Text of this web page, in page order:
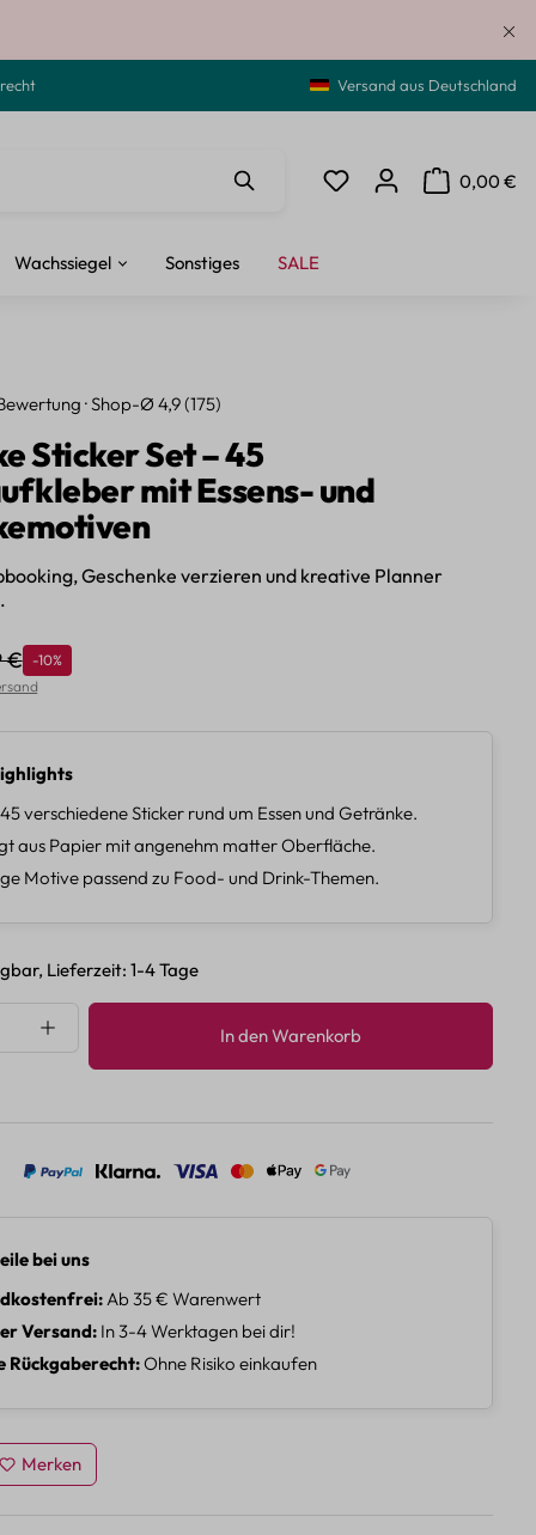
Versand aus Deutschland
Du hast 0 Produkte auf
0,00 €
Warenkorb
Wachssiegel Sonstiges SALE
· Shop-Ø 4,9 (175)
Sticker Set – 45
mit Essens- und
Geschenke verzieren und kreative Planner
Preis:
€ Rabatt
-10%
verschiedene Sticker rund um Essen und Getränke.
aus Papier mit angenehm matter Oberfläche.
Motive passend zu Food- und Drink-Themen.
Lieferzeit: 1-4 Tage
Gib den gewünschten Wert ein
In den Warenkorb
bei uns
Ab 35 € Warenwert
Versand In 3-4 Werktagen bei dir!
Rückgaberecht Ohne Risiko einkaufen
Merken